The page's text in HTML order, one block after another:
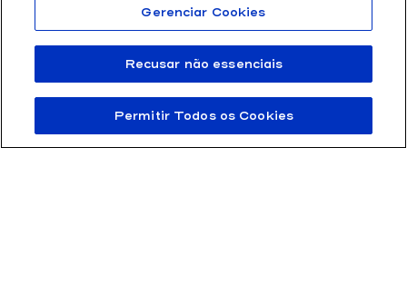
Gerenciar Cookies
Recusar não essenciais
Permitir Todos os Cookies